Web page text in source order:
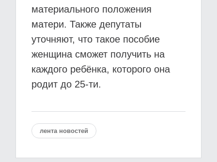
материального положения
матери. Также депутаты
уточняют, что такое пособие
женщина сможет получить на
каждого ребёнка, которого она
родит до 25-ти.
лента новостей